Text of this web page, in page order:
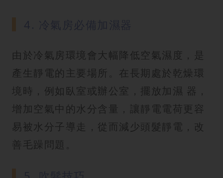
由於冷氣房環境會大幅降低空氣濕度，是
產生靜電的主要場所。在長期處於乾燥環
境時，例如臥室或辦公室，擺放加濕 器，
增加空氣中的水分含量，讓靜電電荷更容
易被水分子導走，從而減少頭髮靜電，改
善毛躁問題。